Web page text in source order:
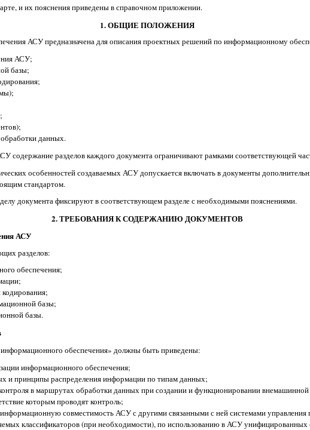
и их пояснения приведены в справочном приложении.
1. ОБЩИЕ ПОЛОЖЕНИЯ
АСУ предназначена для описания проектных решений по информационному
АСУ;
базы;
обработки данных.
содержание разделов каждого документа ограничивают рамками соответствующей
особенностей создаваемых АСУ допускается включать в документы
стандартом.
документа фиксируют в соответствующем разделе с необходимыми пояснениями.
2. ТРЕБОВАНИЯ К СОДЕРЖАНИЮ ДОКУМЕНТОВ
АСУ
разделов:
обеспечения;
базы;
базы.
обеспечения» должны быть приведены:
информационного обеспечения;
и принципы распределения информации по типам данных;
в маршрутах обработки данных при создании и функционировании
которым проводят контроль;
совместимость АСУ с другими связанными с ней системами управления
классификаторов (при необходимости), по использованию в АСУ унифицированных